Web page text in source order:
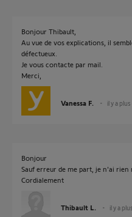
Bonjour Thibault,
Au vue de vos explications, il
défectueux.
Je vous contacte par mail.
Merci,
Vanessa F. il y a
Bonjour
Sauf erreur de me part, je n'ai rien
Cordialement
Thibault L. il y a